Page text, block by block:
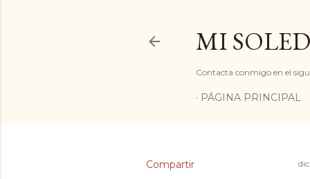
MI
Contacta conmigo en el
PÁGINA PRINCIPAL
Compartir